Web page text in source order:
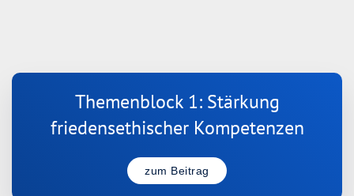
Themenblock 1: Stärkung
friedensethischer Kompetenzen
zum Beitrag